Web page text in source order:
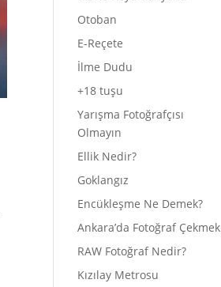
Otoban
E-Reçete
İlme Dudu
+18 tuşu
Yarışma Fotoğrafçısı
Olmayın
Ellik Nedir?
Goklangız
Encükleşme Ne Demek?
Ankara’da Fotoğraf Çekmek
RAW Fotoğraf Nedir?
Kızılay Metrosu